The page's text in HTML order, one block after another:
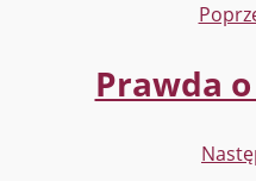
Prawda